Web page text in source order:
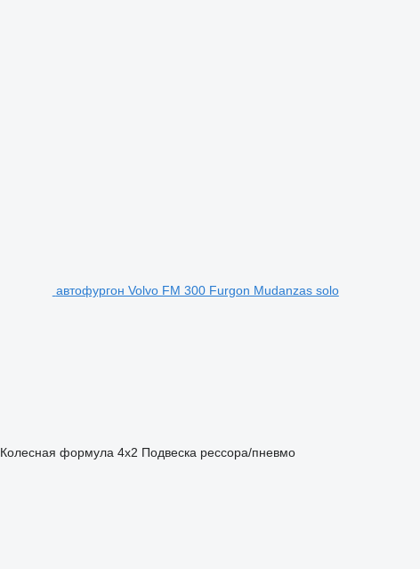
автофургон Volvo FM 300 Furgon Mudanzas solo
Колесная формула 4x2 Подвеска рессора/пневмо